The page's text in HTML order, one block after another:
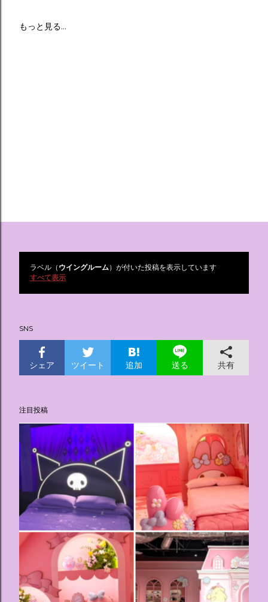
もっと見る…
投
ラベル（ ウイングルーム）が付いた投稿を表示しています
すべて表示
SNS
シェア ツイート 追加 送る 共有
注目投稿